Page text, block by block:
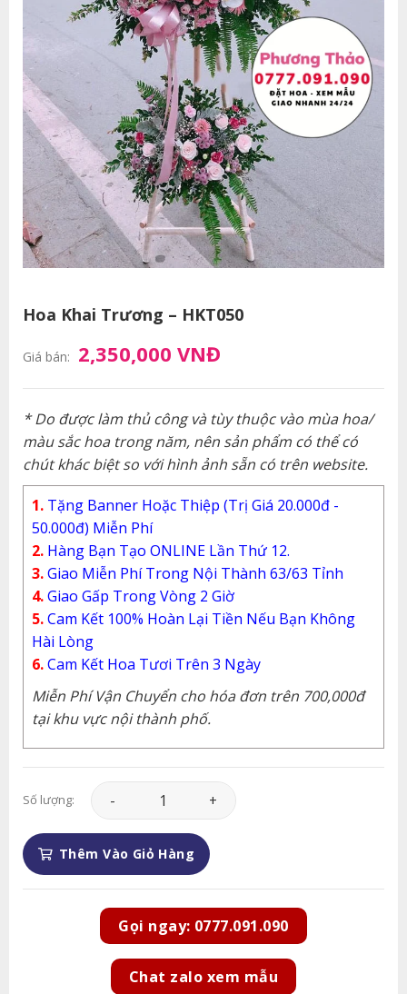
Hoa Khai Trương – HKT050
Giá bán: 2,350,000 VNĐ
* Do được làm thủ công và tùy thuộc vào mùa hoa/
màu sắc hoa trong năm, nên sản phẩm có thể có
chút khác biệt so với hình ảnh sẵn có trên website.
1. Tặng Banner Hoặc Thiệp (Trị Giá 20.000đ -
50.000đ) Miễn Phí
2. Hàng Bạn Tạo ONLINE Lần Thứ 12.
3.Giao Miễn Phí Trong Nội Thành 63/63 Tỉnh
4.Giao Gấp Trong Vòng 2 Giờ
5.Cam Kết 100% Hoàn Lại Tiền Nếu Bạn Không
Hài Lòng
6.Cam Kết Hoa Tươi Trên 3 Ngày
Miễn Phí Vận Chuyển cho hóa đơn trên 700,000đ
tại khu vực nội thành phố.
Số lượng: Hoa Khai Trương - HKT050 số lượng
Thêm Vào Giỏ Hàng
Gọi ngay: 0777.091.090
Chat zalo xem mẫu